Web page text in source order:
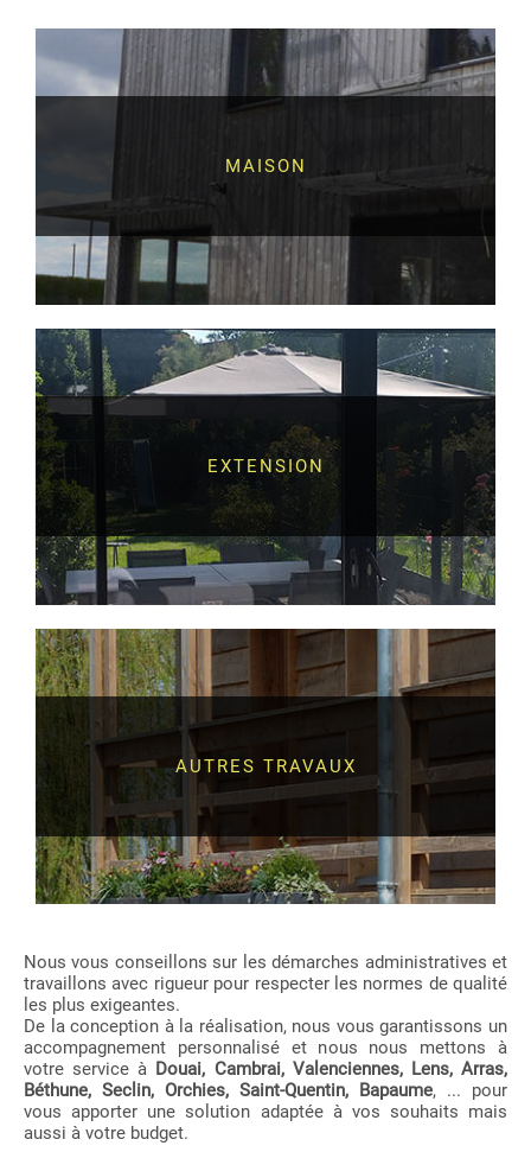
MAISON
EXTENSION
AUTRES TRAVAUX
Nous vous conseillons sur les démarches administratives et
travaillons avec rigueur pour respecter les normes de qualité
les plus exigeantes.
De la conception à la réalisation, nous vous garantissons un
accompagnement personnalisé et nous nous mettons à
votre service à Douai, Cambrai, Valenciennes, Lens, Arras,
Béthune, Seclin, Orchies, Saint-Quentin, Bapaume, ... pour
vous apporter une solution adaptée à vos souhaits mais
aussi à votre budget.